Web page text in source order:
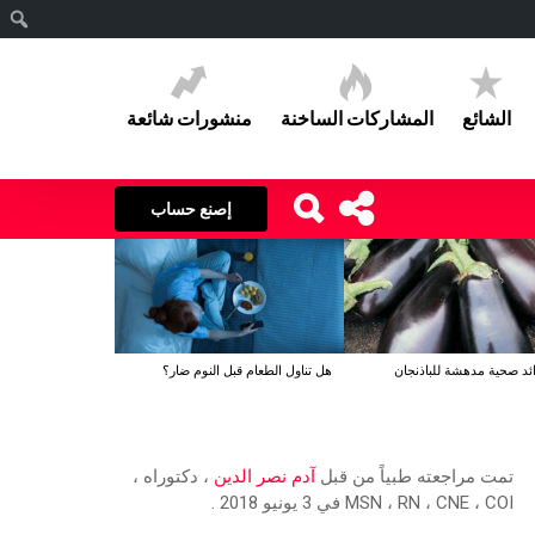
الشائع المشاركات الساخنة منشورات شائعة
إصنع حساب
هل تناول الطعام قبل النوم ضار؟
تمت مراجعته طبياً من قبل آدم نصر الدين ، دكتوراه ،
MSN ، RN ، CNE ، COI في 3 يونيو 2018 .